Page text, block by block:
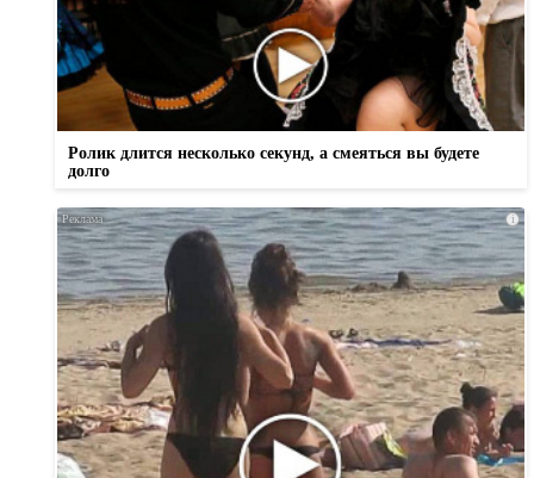
Ролик длится несколько секунд, а смеяться вы будете
долго
i